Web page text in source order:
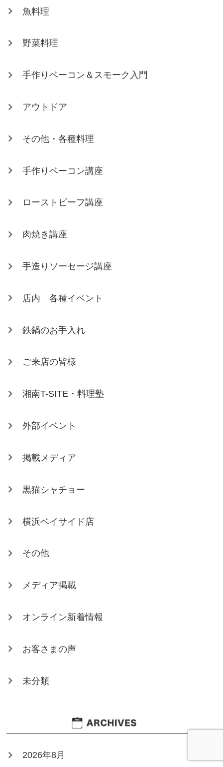
魚料理
野菜料理
手作りベーコン＆スモーク入門
アウトドア
その他・各種料理
手作りベーコン講座
ローストビーフ講座
肉焼き講座
手造りソーセージ講座
店内 各種イベント
鉄鍋のお手入れ
ご来店の皆様
湘南T-SITE・料理塾
外部イベント
掲載メディア
黒猫シャチョー
横浜ベイサイド店
その他
メディア掲載
オンライン新着情報
お客さまの声
未分類
2026年8月